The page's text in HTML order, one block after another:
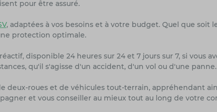
pour être assuré.
, adaptées à vos besoins et à votre budget. Quel que soit
protection optimale.
disponible 24 heures sur 24 et 7 jours sur 7, si vous
qu'il s'agisse d'un accident, d'un vol ou d'une panne.
deux-roues et de véhicules tout-terrain, appréhendant
et vous conseiller au mieux tout au long de votre